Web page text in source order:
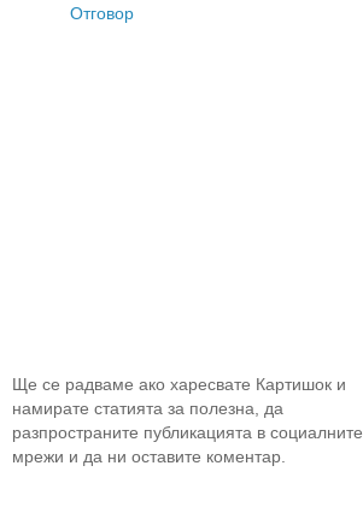
Отговор
Ще се радваме ако харесвате Картишок и
намирате статията за полезна, да
разпространите публикацията в социалните
мрежи и да ни оставите коментар.